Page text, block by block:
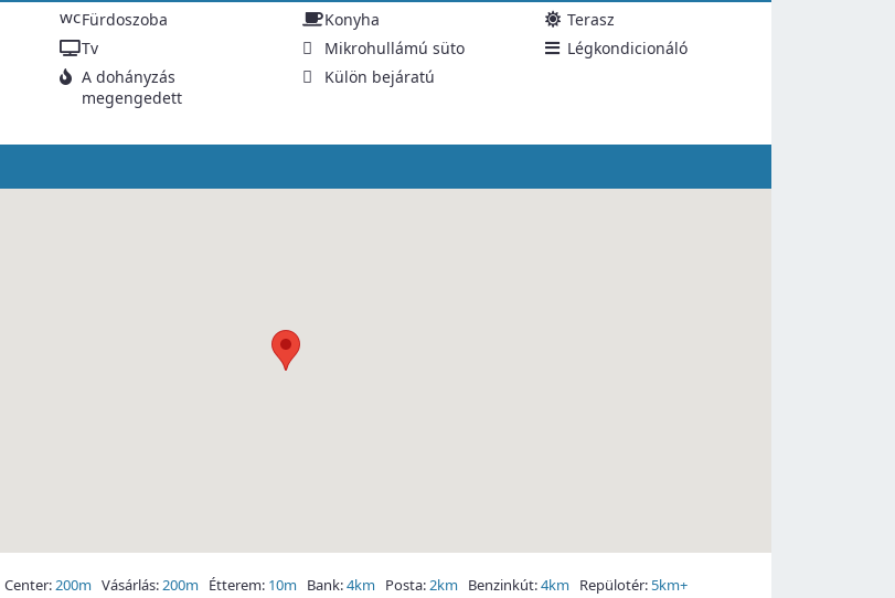
wcFürdoszoba Konyha
Terasz
Tv Mikrohullámú süto
Légkondicionáló
A dohányzás
megengedett
Külön bejáratú
Center:200m Vásárlás:200m Étterem: 10m Bank:4km Posta:2km Benzinkút:4km Repülotér: 5km+